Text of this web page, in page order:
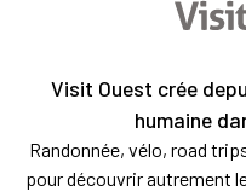
Visit Ouest crée
humaine
Randonnée, vélo, road
pour découvrir autrement